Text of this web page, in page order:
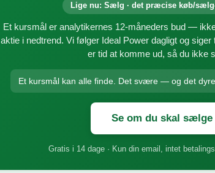
Lige nu: Sælg · det præcise køb/
Et kursmål er analytikernes 12-måneders bud —
aktie i nedtrend. Vi følger Ideal Power dagligt og
er tid at komme ud, så du ikke
Et kursmål kan alle finde. Det svære — og det
Se om du skal
Gratis i 14 dage · Kun din email, intet